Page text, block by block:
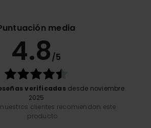
media
4.8/5
verificadas desde noviembre
2025
nuestros clientes recomiendan este
producto